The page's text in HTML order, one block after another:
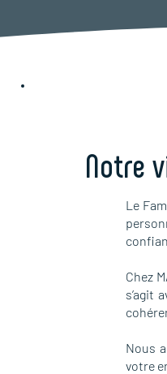
Notre
Le
Chez
s’agit
Nous
votre